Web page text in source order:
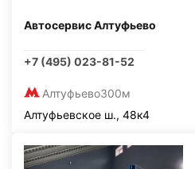
Автосервис Алтуфьево
+7 (495) 023-81-52
Алтуфьево300м
Алтуфьевское ш., 48к4